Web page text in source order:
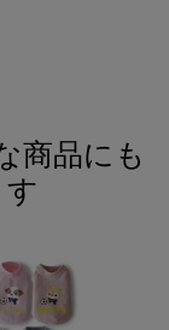
商品にも